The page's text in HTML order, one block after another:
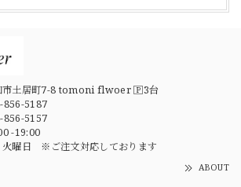
市土居町7-8 tomoni flwoer 🄿3台
856-5187
856-5157
-19:00
火曜日 ※ご注文対応しております
ABOUT